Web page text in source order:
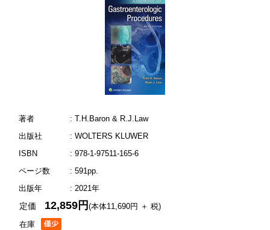
著者
: T.H.Baron & R.J.Law
出版社
: WOLTERS KLUWER
ISBN
: 978-1-97511-165-6
ページ数
: 591pp.
出版年
: 2021年
在庫
定価 12,859円(本体11,690円 ＋ 税)